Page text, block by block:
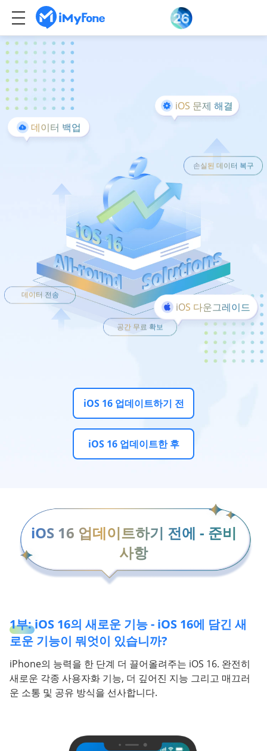
공간 무료 확보
데이터 백업
데이터 전송
iOS 문제 해결
손실된 데이터 복구
iOS 다운그레이드
iOS 16 업데이트하기 전
iOS 16 업데이트한 후
iOS 16 업데이트하기 전에 - 준비
사항
1부: iOS 16의 새로운 기능 - iOS 16에 담긴 새
로운 기능이 뭐엇이 있습니까?
iPhone의 능력을 한 단계 더 끌어올려주는 iOS 16. 완전히
새로운 각종 사용자화 기능, 더 깊어진 지능 그리고 매끄러
운 소통 및 공유 방식을 선사합니다.